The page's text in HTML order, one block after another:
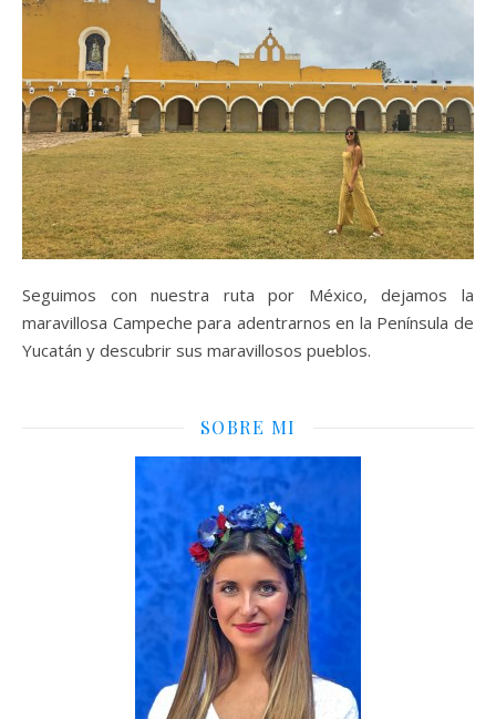
Seguimos con nuestra ruta por México, dejamos la
maravillosa Campeche para adentrarnos en la Península de
Yucatán y descubrir sus maravillosos pueblos.
SOBRE MI